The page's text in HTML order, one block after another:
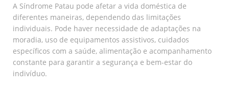
A Síndrome Patau pode afetar a vida doméstica de
diferentes maneiras, dependendo das limitações
individuais. Pode haver necessidade de adaptações na
moradia, uso de equipamentos assistivos, cuidados
específicos com a saúde, alimentação e acompanhamento
constante para garantir a segurança e bem-estar do
indivíduo.